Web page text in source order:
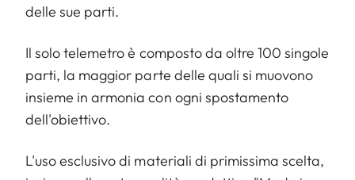
delle sue parti.
Il solo telemetro è composto da oltre 100 singole
parti, la maggior parte delle quali si muovono
insieme in armonia con ogni spostamento
dell'obiettivo.
L'uso esclusivo di materiali di primissima scelta,